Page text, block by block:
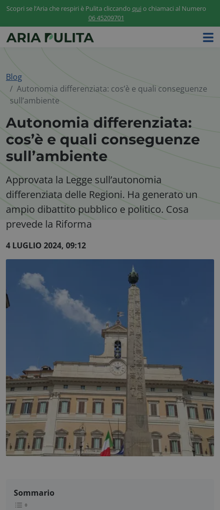
Scopri se l’Aria che respiri è Pulita cliccando qui o chiamaci al Numero
06 45209701
Blog
Autonomia differenziata: cos’è e quali conseguenze
sull’ambiente
Autonomia differenziata:
cos’è e quali conseguenze
sull’ambiente
Approvata la Legge sull’autonomia
differenziata delle Regioni. Ha generato un
ampio dibattito pubblico e politico. Cosa
prevede la Riforma
4 LUGLIO 2024, 09:12
Sommario